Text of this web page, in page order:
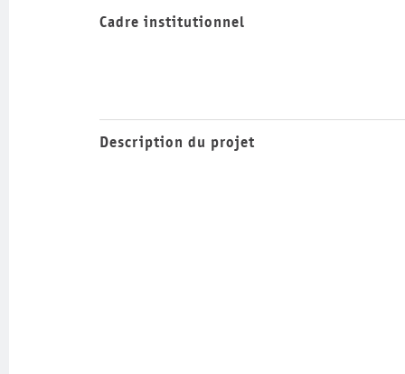
Cadre institutionnel
Description du projet